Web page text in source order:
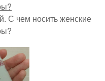
С чем носить женские